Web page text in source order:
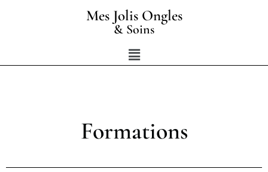
Mes Jolis Ongles
& Soins
Menu
Formations